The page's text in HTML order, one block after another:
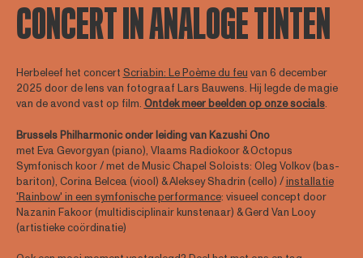
CONCERT IN ANALOGE TINTEN
Herbeleef het concert Scriabin: Le Poème du feu van 6 december
2025 door de lens van fotograaf Lars Bauwens. Hij legde de magie
van de avond vast op film. Ontdek meer beelden op onze socials.
Brussels Philharmonic onder leiding van Kazushi Ono
met Eva Gevorgyan (piano), Vlaams Radiokoor & Octopus
Symfonisch koor / met de Music Chapel Soloists: Oleg Volkov (bas-
bariton), Corina Belcea (viool) & Aleksey Shadrin (cello) /installatie
'Rainbow' in een symfonische performance: visueel concept door
Nazanin Fakoor (multidisciplinair kunstenaar) & Gerd Van Looy
(artistieke coördinatie)